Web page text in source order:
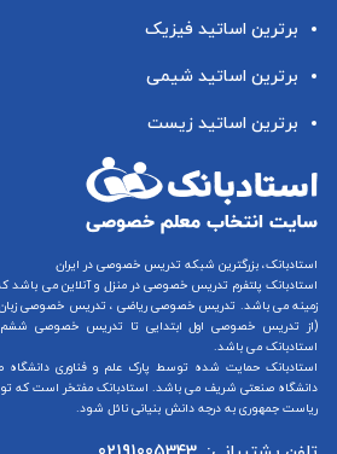
برترین اساتید فیزیک
برترین اساتید شیمی
برترین اساتید زیست
استادبانک، بزرگترین شبکه تدریس خصوصی در ایران
استادبانک پلتفرم تدریس خصوصی در منزل و آنلاین
زمینه می باشد. تدریس خصوصی ریاضی ، تدریس خصوصی
(از تدریس خصوصی اول ابتدایی تا تدریس خصوصی ششم
استادبانک می باشد.
استادبانک حمایت شده توسط پارک علم و فناوری
دانشگاه صنعتی شریف می باشد. استادبانک مفتخر است که
ریاست جمهوری به درجه دانش بنیانی نائل شود.